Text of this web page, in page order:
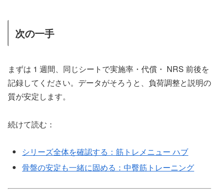
次の一手
まずは 1 週間、同じシートで実施率・代償・ NRS 前後を
記録してください。データがそろうと、負荷調整と説明の
質が安定します。
続けて読む：
シリーズ全体を確認する：筋トレメニュー ハブ
骨盤の安定も一緒に固める：中臀筋トレーニング